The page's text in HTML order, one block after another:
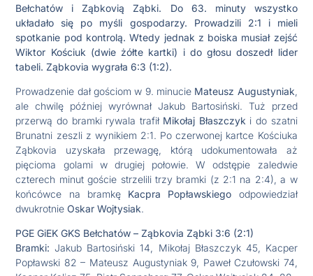
Bełchatów i Ząbkovią Ząbki. Do 63. minuty wszystko
układało się po myśli gospodarzy. Prowadzili 2:1 i mieli
spotkanie pod kontrolą. Wtedy jednak z boiska musiał zejść
Wiktor Kościuk (dwie żółte kartki) i do głosu doszedł lider
tabeli. Ząbkovia wygrała 6:3 (1:2).
Prowadzenie dał gościom w 9. minucie Mateusz Augustyniak,
ale chwilę później wyrównał Jakub Bartosiński. Tuż przed
przerwą do bramki rywala trafił Mikołaj Błaszczyk i do szatni
Brunatni zeszli z wynikiem 2:1. Po czerwonej kartce Kościuka
Ząbkovia uzyskała przewagę, którą udokumentowała aż
pięcioma golami w drugiej połowie. W odstępie zaledwie
czterech minut goście strzelili trzy bramki (z 2:1 na 2:4), a w
końcówce na bramkę Kacpra Popławskiego odpowiedział
dwukrotnieOskar Wojtysiak.
PGE GiEK GKS Bełchatów – Ząbkovia Ząbki 3:6 (2:1)
Bramki:Jakub Bartosiński 14, Mikołaj Błaszczyk 45, Kacper
Popławski 82 – Mateusz Augustyniak 9, Paweł Czułowski 74,